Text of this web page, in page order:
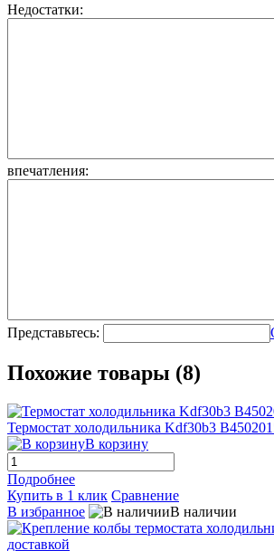
Недостатки:
впечатления:
Представьтесь:
Похожие товары (8)
Термостат холодильника Kdf30b3
В корзину
Подробнее
Купить в 1 клик Сравнение
В избранное
В наличии